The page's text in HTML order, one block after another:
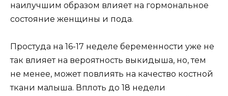
наилучшим образом влияет на гормональное
состояние женщины и пода.
Простуда на 16-17 неделе беременности уже не
так влияет на вероятность выкидыша, но, тем
не менее, может повлиять на качество костной
ткани малыша. Вплоть до 18 недели